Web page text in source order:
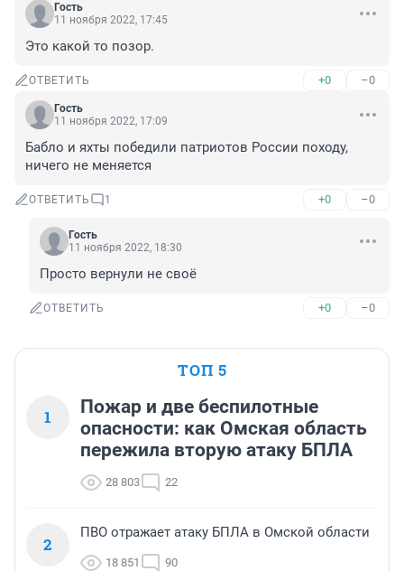
Гость
11 ноября 2022, 17:45
Это какой то позор.
ОТВЕТИТЬ +0 –0
Гость
11 ноября 2022, 17:09
Бабло и яхты победили патриотов России походу,
ничего не меняется
ОТВЕТИТЬ 1 +0 –0
Гость
11 ноября 2022, 18:30
Просто вернули не своё
ОТВЕТИТЬ +0 –0
ТОП 5
1
Пожар и две беспилотные
опасности: как Омская область
пережила вторую атаку БПЛА
28 803 22
2
ПВО отражает атаку БПЛА в Омской области
18 851 90